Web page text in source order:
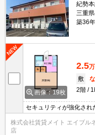
紀勢
三重
築36年
画像：19枚
2.5
敷
2階
セキュリティが強化され
寒い冬に大活躍のエアコ
適に過ごせます◎
株式会社賃貸メイト エイブル
店